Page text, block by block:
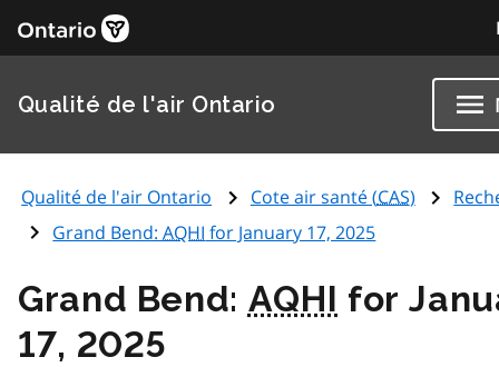
Qualité de l'air Ontario
Qualité de l'air Ontario Cote air santé (CAS)
Grand Bend:AQHI for January 17, 2025
Grand Bend: AQHI for
17, 2025